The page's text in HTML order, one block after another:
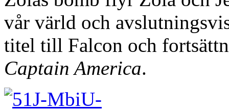
vår värld och
titel till Falcon och
Captain America.